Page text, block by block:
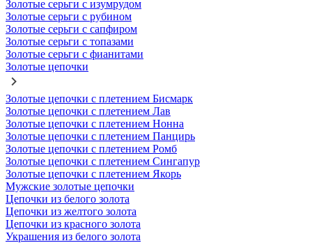
Золотые серьги с изумрудом
Золотые серьги с рубином
Золотые серьги с сапфиром
Золотые серьги с топазами
Золотые серьги с фианитами
Золотые цепочки
Золотые цепочки с плетением Бисмарк
Золотые цепочки с плетением Лав
Золотые цепочки с плетением Нонна
Золотые цепочки с плетением Панцирь
Золотые цепочки с плетением Ромб
Золотые цепочки с плетением Сингапур
Золотые цепочки с плетением Якорь
Мужские золотые цепочки
Цепочки из белого золота
Цепочки из желтого золота
Цепочки из красного золота
Украшения из белого золота